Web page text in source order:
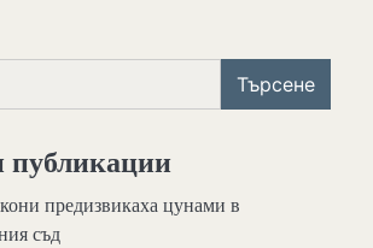
Търсене
публикации
предизвикаха цунами в
съд